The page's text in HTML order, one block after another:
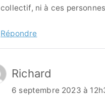
collectif, ni à ces
Répondre
Richard
6 septembre 2023 à